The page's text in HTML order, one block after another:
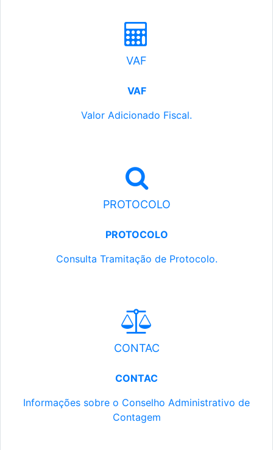
VAF
VAF
Valor Adicionado Fiscal.
PROTOCOLO
PROTOCOLO
Consulta Tramitação de Protocolo.
CONTAC
CONTAC
Informações sobre o Conselho Administrativo de
Contagem